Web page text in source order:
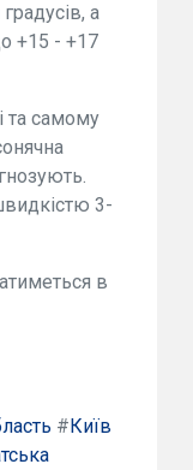
а
+15 - +17
та самому
3-
в
# Київ